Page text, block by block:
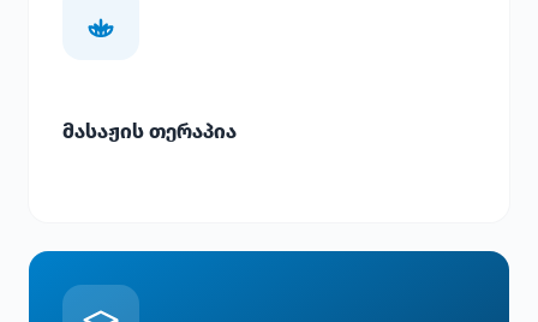
მასაჟის თერაპია